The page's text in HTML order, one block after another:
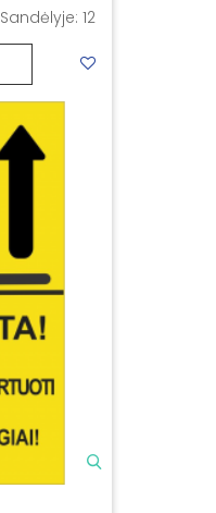
Sandėlyje: 12